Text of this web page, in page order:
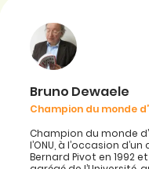
Bruno Dewaele
Champion du monde
Champion du monde
l’ONU, à l’occasion
Bernard Pivot en 1992